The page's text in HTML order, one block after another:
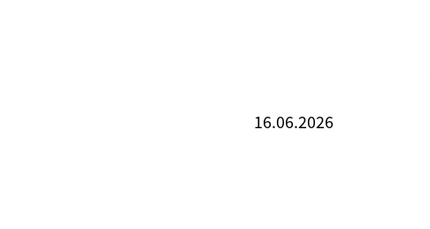
16.06.2026